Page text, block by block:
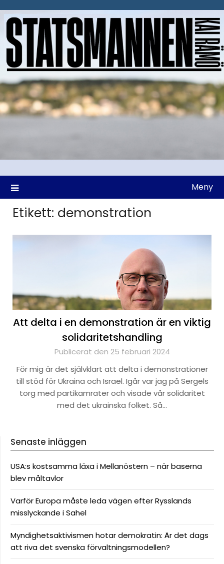
till
Meny
Etikett: demonstration
Att delta i en demonstration är en viktig
solidaritetshandling
Publicerat den 25 februari 2024
För mig är det självklart att delta i demonstrationer
till stöd för Ukraina och Israel. Igår var jag på Sergels
torg med partikamrater och visade vår solidaritet
med det ukrainska folket. Så…
Senaste inläggen
USA:s kostsamma läxa i Mellanöstern – när baserna
blev måltavlor
Varför Europa måste leda vägen efter Rysslands
misslyckande i Sahel
Myndighetsaktivismen hotar demokratin: Är det dags
att riva det svenska förvaltningsmodellen?